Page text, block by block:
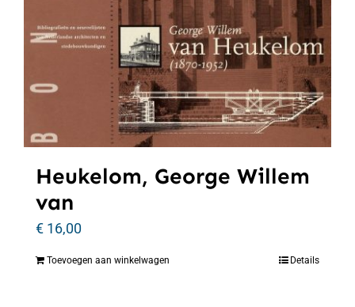
Heukelom, George Willem
van
€ 16,00
Toevoegen aan winkelwagen Details